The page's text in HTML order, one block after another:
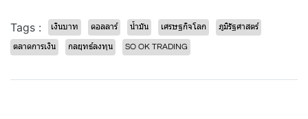
Tags : เงินบาท ดอลลาร์ น้ำมัน เศรษฐกิจโลก ภูมิรัฐศาสตร์
ตลาดการเงิน กลยุทธ์ลงทุน SO OK TRADING